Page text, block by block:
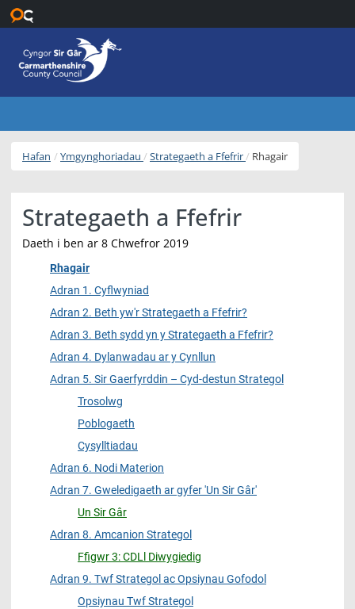
Hafan Ymgynghoriadau Strategaeth a Ffefrir Rhagair
Strategaeth a Ffefrir
Daeth i ben ar 8 Chwefror 2019
Rhagair
Adran 1. Cyflwyniad
Adran 2. Beth yw'r Strategaeth a Ffefrir?
Adran 3. Beth sydd yn y Strategaeth a Ffefrir?
Adran 4. Dylanwadau ar y Cynllun
Adran 5. Sir Gaerfyrddin – Cyd-destun Strategol
Trosolwg
Poblogaeth
Cysylltiadau
Adran 6. Nodi Materion
Adran 7. Gweledigaeth ar gyfer 'Un Sir Gâr'
Un Sir Gâr
Adran 8. Amcanion Strategol
Ffigwr 3: CDLl Diwygiedig
Adran 9. Twf Strategol ac Opsiynau Gofodol
Opsiynau Twf Strategol